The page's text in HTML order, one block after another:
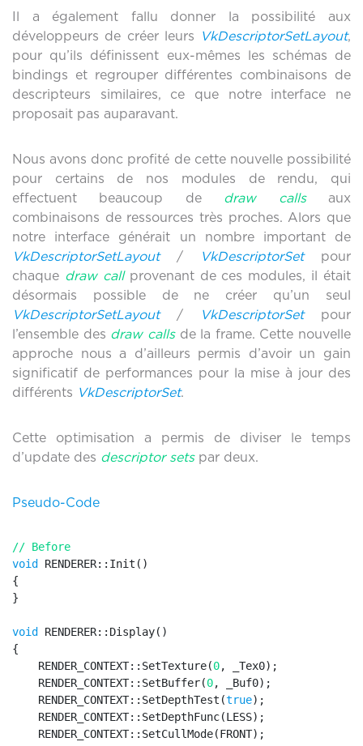
Il a également fallu donner la possibilité aux
développeurs de créer leurs VkDescriptorSetLayout,
pour qu’ils définissent eux-mêmes les schémas de
bindings et regrouper différentes combinaisons de
descripteurs similaires, ce que notre interface ne
proposait pas auparavant.
Nous avons donc profité de cette nouvelle possibilité
pour certains de nos modules de rendu, qui
effectuent beaucoup de draw callsaux
combinaisons de ressources très proches. Alors que
notre interface générait un nombre important de
VkDescriptorSetLayout/ VkDescriptorSetpour
chaque draw callprovenant de ces modules, il était
désormais possible de ne créer qu’un seul
VkDescriptorSetLayout/ VkDescriptorSetpour
l’ensemble des draw callsde la frame. Cette nouvelle
approche nous a d’ailleurs permis d’avoir un gain
significatif de performances pour la mise à jour des
différents VkDescriptorSet.
Cette optimisation a permis de diviser le temps
d’update des descriptor setspar deux.
Pseudo-Code
// Before
void RENDERER::Init()
{
}
void RENDERER::Display()
{
    RENDER_CONTEXT::SetTexture(
0, _Tex0);
    RENDER_CONTEXT::SetBuffer(
0, _Buf0);
    RENDER_CONTEXT::SetDepthTest(
true);